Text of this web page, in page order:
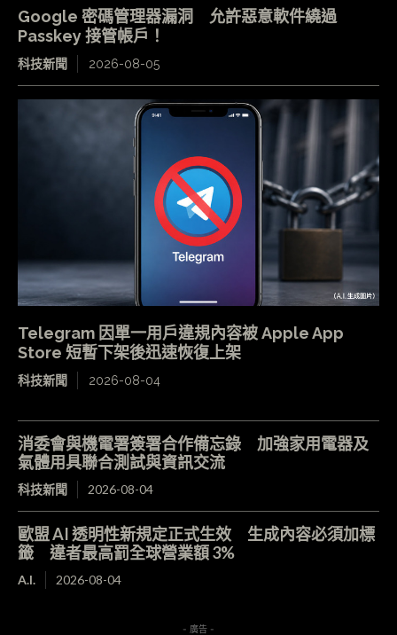
Google 密碼管理器漏洞 允許惡意軟件繞過
Passkey 接管帳戶！
科技新聞 2026-08-05
Telegram 因單一用戶違規內容被 Apple App
Store 短暫下架後迅速恢復上架
科技新聞 2026-08-04
消委會與機電署簽署合作備忘錄 加強家用電器及
氣體用具聯合測試與資訊交流
科技新聞 2026-08-04
歐盟 AI 透明性新規定正式生效 生成內容必須加標
籤 違者最高罰全球營業額 3%
A.I. 2026-08-04
- 廣告 -